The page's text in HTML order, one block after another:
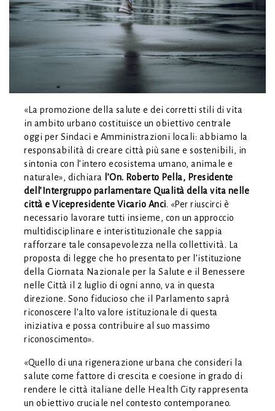
«La promozione della salute e dei corretti stili di vita
in ambito urbano costituisce un obiettivo centrale
oggi per Sindaci e Amministrazioni locali: abbiamo la
responsabilità di creare città più sane e sostenibili, in
sintonia con l’intero ecosistema umano, animale e
naturale», dichiara
l’On. Roberto Pella, Presidente
dell’Intergruppo parlamentare Qualità della vita nelle
città e Vicepresidente Vicario Anci. «Per riuscirci è
necessario lavorare tutti insieme, con un approccio
multidisciplinare e interistituzionale che sappia
rafforzare tale consapevolezza nella collettività. La
proposta di legge che ho presentato per l’istituzione
della Giornata Nazionale per la Salute e il Benessere
nelle Città il 2 luglio di ogni anno, va in questa
direzione. Sono fiducioso che il Parlamento saprà
riconoscere l’alto valore istituzionale di questa
iniziativa e possa contribuire al suo massimo
riconoscimento».
«Quello di una rigenerazione urbana che consideri la
salute come fattore di crescita e coesione in grado di
rendere le città italiane delle Health City rappresenta
un obiettivo cruciale nel contesto contemporaneo.